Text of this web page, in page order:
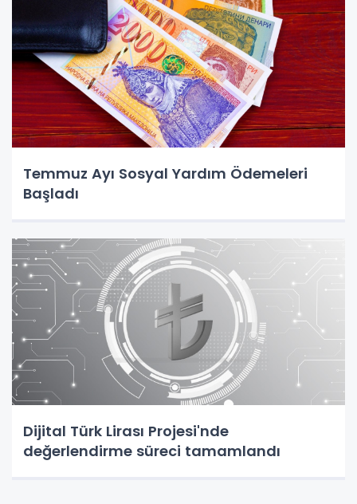
Temmuz Ayı Sosyal Yardım Ödemeleri
Başladı
Dijital Türk Lirası Projesi'nde
değerlendirme süreci tamamlandı